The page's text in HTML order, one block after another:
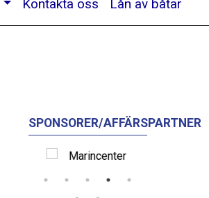
Kontakta oss Lån av båtar
SPONSORER/AFFÄRSPARTNER